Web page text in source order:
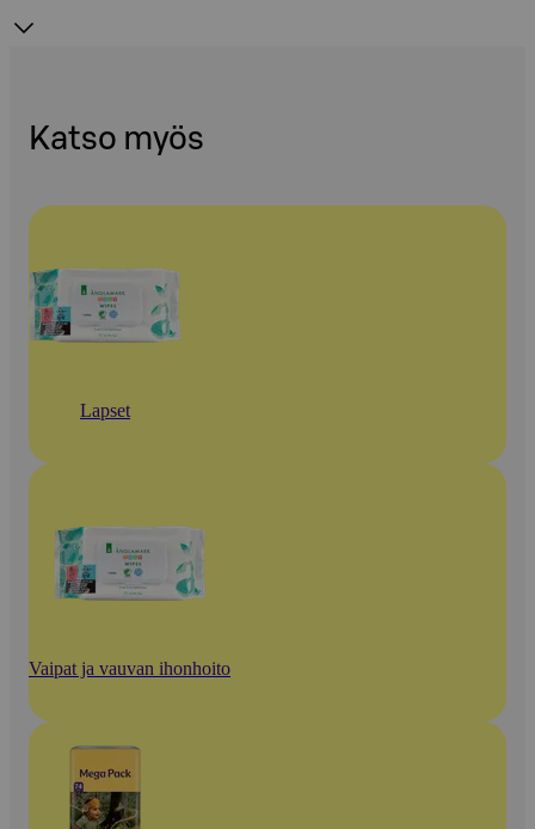
Katso myös
Lapset
Vaipat ja vauvan ihonhoito